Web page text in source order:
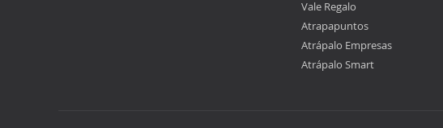
Vale Regalo
Atrapapuntos
Atrápalo Empresas
Atrápalo Smart